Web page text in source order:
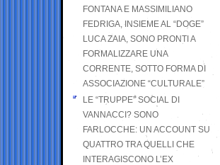
FONTANA E MASSIMILIANO
FEDRIGA, INSIEME AL “DOGE”
LUCA ZAIA, SONO PRONTI A
FORMALIZZARE UNA
CORRENTE, SOTTO FORMA DI
ASSOCIAZIONE “CULTURALE”
LE “TRUPPE” SOCIAL DI
VANNACCI? SONO
FARLOCCHE: UN ACCOUNT SU
QUATTRO TRA QUELLI CHE
INTERAGISCONO L’EX